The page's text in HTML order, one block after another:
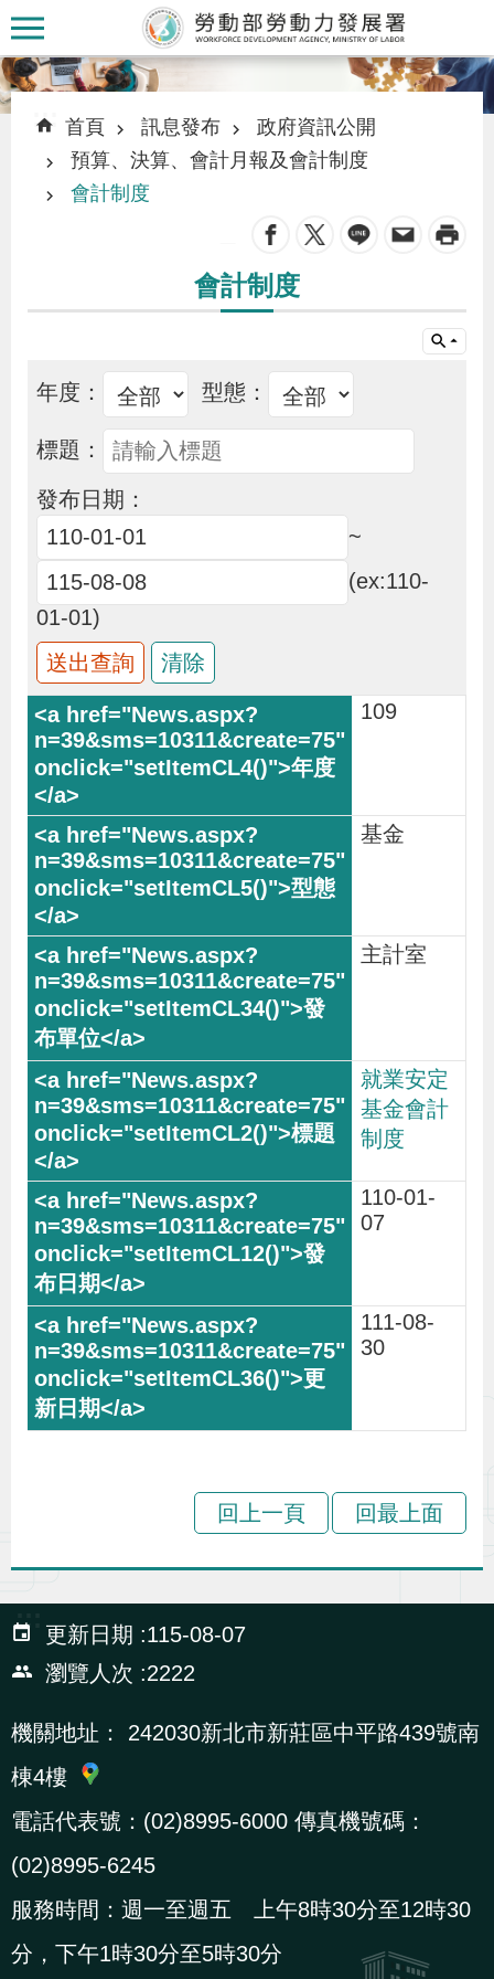
跳到主要內容區塊
息
布
民
服
務
業
務
專
區
線
申
辦
宣
導
專
區
相
關
連
結
網
民
文
統
E
i
s
h
回
R
私
權
及
訊
安
全
:::
::: 首頁 訊息發布
政府資訊公開
預算、決算、會計月報及會計制度
會計制度
會計制度
年度： 型態：
標題：
發布日期：
~
(ex:110-
01-01)
109
基金
主計室
就業安定
基金會計
制度
110-01-
07
111-08-
30
回上一頁 回最上面
:::
更新日期
115-08-07
瀏覽人次
2222
機關地址：
242030新北市新莊區中平路439號南
棟4樓
電話代表號：(02)8995-6000 傳真機號碼：
(02)8995-6245
服務時間：週一至週五 上午8時30分至12時30
分，下午1時30分至5時30分